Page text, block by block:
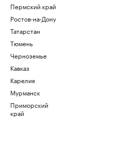
Пермский край
Ростов-на-Дону
Татарстан
Тюмень
Черноземье
Кавказ
Карелия
Мурманск
Приморский
край